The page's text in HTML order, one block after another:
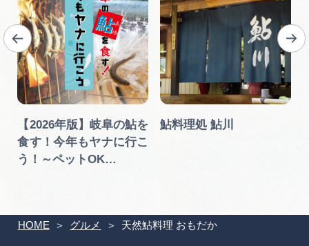
HOME グルメ 天然鮎料理 おもだか
【2026年版】岐阜の鮎を
食す！今年もヤナに行こ
う！～ペットOK…
鮎料理処 鮎川